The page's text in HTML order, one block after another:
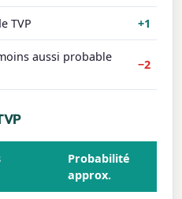
TVP +1
aussi probable
−2
Probabilité
approx.